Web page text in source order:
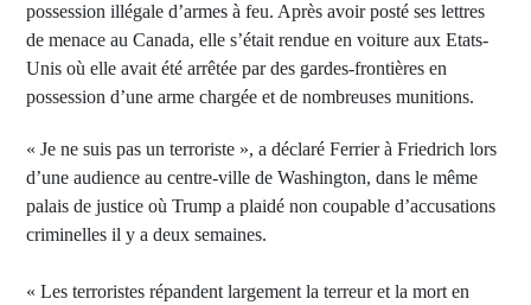
possession illégale d’armes à feu. Après avoir posté ses lettres
de menace au Canada, elle s’était rendue en voiture aux Etats-
Unis où elle avait été arrêtée par des gardes-frontières en
possession d’une arme chargée et de nombreuses munitions.
« Je ne suis pas un terroriste », a déclaré Ferrier à Friedrich lors
d’une audience au centre-ville de Washington, dans le même
palais de justice où Trump a plaidé non coupable d’accusations
criminelles il y a deux semaines.
« Les terroristes répandent largement la terreur et la mort en